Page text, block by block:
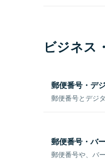
ビジネス
郵便番号・デ
郵便番号とデジ
郵便番号・バ
郵便番号や、バ